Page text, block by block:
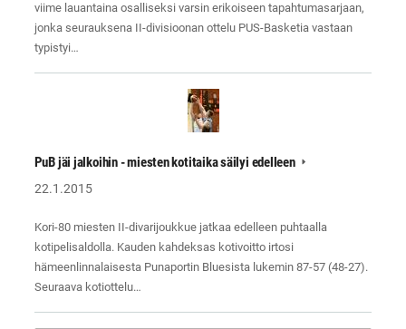
viime lauantaina osalliseksi varsin erikoiseen tapahtumasarjaan,
jonka seurauksena II-divisioonan ottelu PUS-Basketia vastaan
typistyi…
PuB jäi jalkoihin - miesten kotitaika säilyi edelleen
22.1.2015
Kori-80 miesten II-divarijoukkue jatkaa edelleen puhtaalla
kotipelisaldolla. Kauden kahdeksas kotivoitto irtosi
hämeenlinnalaisesta Punaportin Bluesista lukemin 87-57 (48-27).
Seuraava kotiottelu…